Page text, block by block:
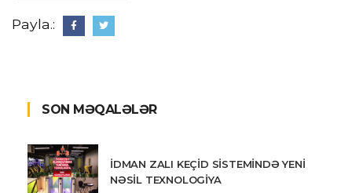
Payla.:
SON MƏQALƏLƏR
İDMAN ZALI KEÇİD SİSTEMİNDƏ YENİ
NƏSİL TEXNOLOGİYA